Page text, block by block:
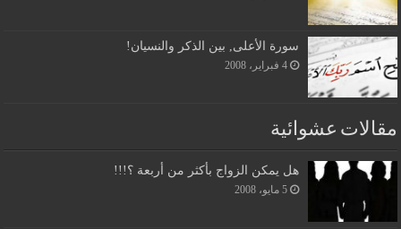
سورة الأعلى, بين الذكر والنسيان!
4 فبراير، 2008
مقالات عشوائية
هل يمكن الزواج بأكثر من أربعة ؟!!!
5 مايو، 2008